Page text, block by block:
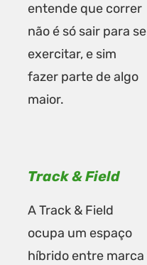
entende que correr
não é só sair para se
exercitar, e sim
fazer parte de algo
maior.
Track & Field
A Track & Field
ocupa um espaço
híbrido entre marca